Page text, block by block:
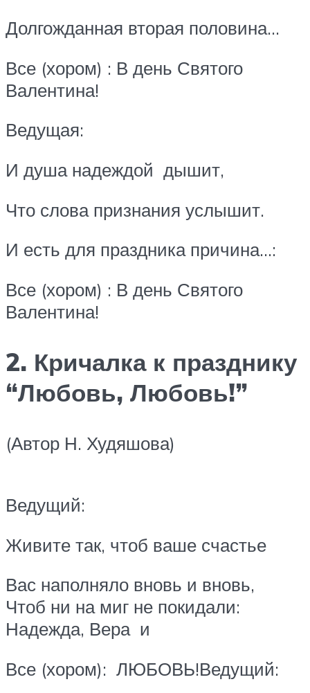
Долгожданная вторая половина…
Все (хором) : В день Святого
Валентина!
Ведущая:
И душа надеждой дышит,
Что слова признания услышит.
И есть для праздника причина…:
Все (хором) : В день Святого
Валентина!
2. Кричалка к празднику
“Любовь, Любовь!”
(Автор Н. Худяшова)
Ведущий:
Живите так, чтоб ваше счастье
Вас наполняло вновь и вновь,
Чтоб ни на миг не покидали:
Надежда, Вера и
Все (хором): ЛЮБОВЬ!Ведущий: